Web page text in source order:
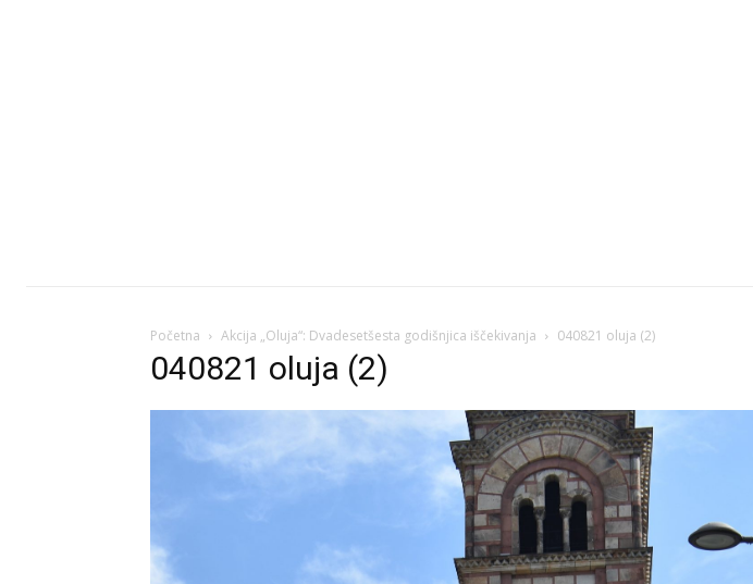
Početna Akcija „Oluja“: Dvadesetšesta godišnjica iščekivanja 040821 oluja (2)
040821 oluja (2)